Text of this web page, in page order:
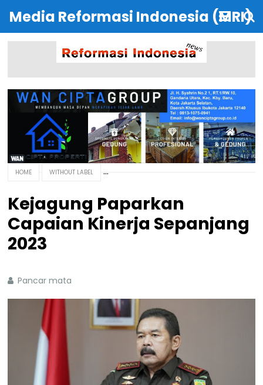
Media Reformasi Indonesia (MRI)
HOME WITHOUT LABEL
Kejagung Paparkan
Capaian Kinerja Sepanjang
2023
Pancar mata